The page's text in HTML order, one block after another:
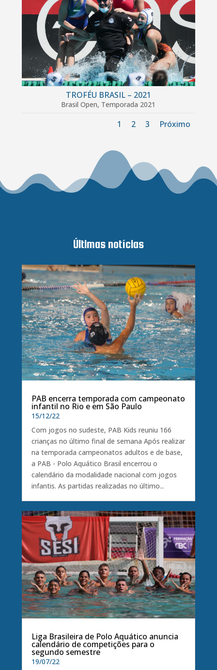
TROFÉU BRASIL – 2021
Brasil Open, Temporada 2021
1 2 3 Próximo
Últimas notícias
PAB encerra temporada com campeonato
infantil no Rio e em São Paulo
15/12/22
Com jogos no sudeste, PAB Kids reuniu 166
crianças no último final de semana Após realizar
na temporada campeonatos adultos e de base,
a PAB - Polo Aquático Brasil encerrou o
calendário da modalidade nacional com jogos
infantis. As partidas realizadas no último...
Liga Brasileira de Polo Aquático anuncia
calendário de competições para o
segundo semestre
19/07/22